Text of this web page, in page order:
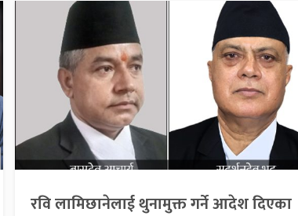
रवि लामिछानेलाई थुनामुक्त गर्ने आदेश दिएका